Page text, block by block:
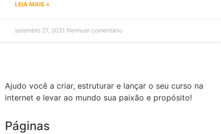
LEIA MAIS »
setembro 27, 2021 Nenhum comentário
Ajudo você a criar, estruturar e lançar o seu curso na
internet e levar ao mundo sua paixão e propósito!
Páginas